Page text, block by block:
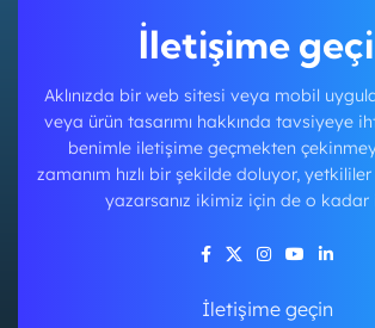
İletişime
Aklınızda bir web sitesi veya mobil
veya ürün tasarımı hakkında tavsiyeye
benimle iletişime geçmekten
zamanım hızlı bir şekilde doluyor,
yazarsanız ikimiz için de o kadar
İletişime geçin